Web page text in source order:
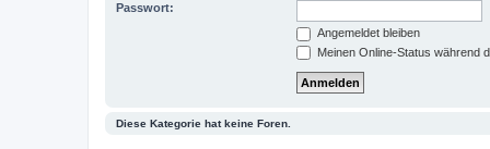
Passwort:
Angemeldet bleiben
Meinen Online-Status während
Diese Kategorie hat keine Foren.